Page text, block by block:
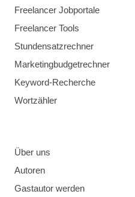
Freelancer Jobportale
Freelancer Tools
Stundensatzrechner
Marketingbudgetrechner
Keyword-Recherche
Wortzähler
Über uns
Autoren
Gastautor werden